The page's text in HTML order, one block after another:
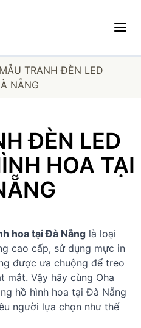
MẪU TRANH ĐÈN LED
NẴNG
ĐÈN LED
HOA TẠI
hoa tại Đà Nẵng là loại
cao cấp, sử dụng mực in
được ưa chuộng để treo
mắt. Vậy hãy cùng Oha
hồ hình hoa tại Đà Nẵng
người lựa chọn như thế